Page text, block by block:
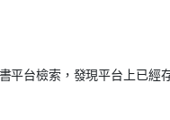
平台檢索，發現平台上已經